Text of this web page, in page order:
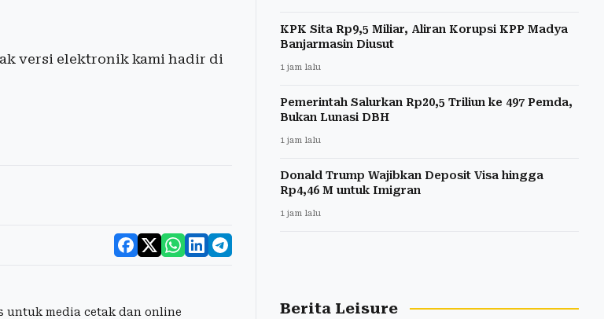
versi elektronik kami hadir di
untuk media cetak dan online
KPK Sita Rp9,5 Miliar, Aliran Korupsi KPP Madya
Banjarmasin Diusut
1 jam lalu
Pemerintah Salurkan Rp20,5 Triliun ke 497 Pemda,
Bukan Lunasi DBH
1 jam lalu
Donald Trump Wajibkan Deposit Visa hingga
Rp4,46 M untuk Imigran
1 jam lalu
Berita Leisure